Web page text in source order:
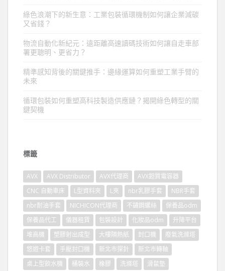
綠色浪潮下的新生意：工業包裝循環機制如何讓企業減碳
又省錢？
物流自動化新紀元：遠距離高速讀碼技術如何讓自走車部
署更聰明、更省力？
精準感知背後的關鍵推手：邊緣運算如何重塑工業手臂的
未來
循環包裝如何重塑高科技製造供應鏈？揭開綠色轉型的關
鍵契機
標籤
AVX AVX Distributor AVX代理商
AVX鉭質電容器
CNC 自動車床
L型資料夾 L夾 nbr乳膠手套
NBR手套
nbr耐油手套
NICHICON代理商 不鏽鋼螺絲
保養品odm
保養品代工
儀器租賃 包裝設計 化妝品odm
升降平台
堆高機
塑膠射出成型 大樓隔熱紙 封口機
廢氣洗滌塔
悠遊卡套
手壓封口機 新北市探針
新北市轉軸
桌上型飲水機
桶裝水 橡膠 洗滌塔
滑鼠墊